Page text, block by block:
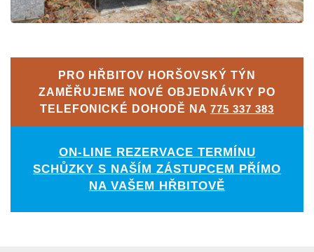
PRO HŘBITOV HORŠOVSKÝ TÝN
ZAMĚŘUJEME NOVÉ OBJEDNÁVKY PO
TELEFONICKÉ DOHODĚ NA 775 337 383
ON-LINE REZERVACE TERMÍNU
SCHŮZKY S NAŠÍM ZÁSTUPCEM PŘÍMO
NA VAŠEM HŘBITOVĚ